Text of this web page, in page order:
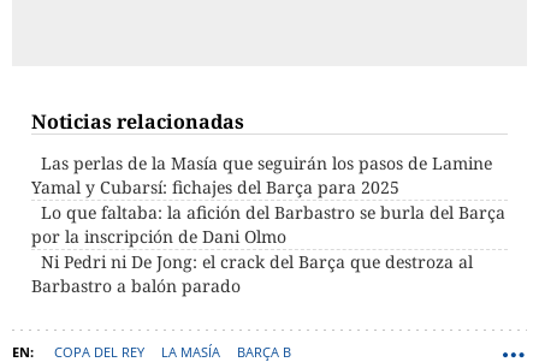
Noticias relacionadas
Las perlas de la Masía que seguirán los pasos de Lamine
Yamal y Cubarsí: fichajes del Barça para 2025
Lo que faltaba: la afición del Barbastro se burla del Barça
por la inscripción de Dani Olmo
Ni Pedri ni De Jong: el crack del Barça que destroza al
Barbastro a balón parado
COPA DEL REY LA MASÍA BARÇA B